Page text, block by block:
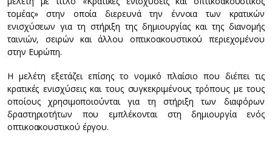
τομέας» στην οποία διερευνά την έννοια των κρατικών
ενισχύσεων για τη στήριξη της δημιουργίας και της διανομής
ταινιών, σειρών και άλλου οπτικοακουστικού περιεχομένου
στην Ευρώπη.
Η μελέτη εξετάζει επίσης το νομικό πλαίσιο που διέπει τις
κρατικές ενισχύσεις και τους συγκεκριμένους τρόπους με τους
οποίους χρησιμοποιούνται για τη στήριξη των διαφόρων
δραστηριοτήτων που εμπλέκονται στη δημιουργία ενός
οπτικοακουστικού έργου.